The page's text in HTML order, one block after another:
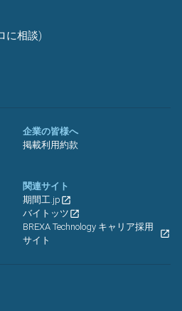
に相談)
企業の皆様へ
掲載利用約款
関連サイト
期間工.jp
バイトッツ
BREXA Technology キャリア採用
サイト